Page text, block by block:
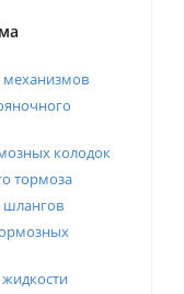
колодок
тормоза